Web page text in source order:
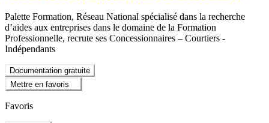
Palette Formation, Réseau National spécialisé dans la recherche
d’aides aux entreprises dans le domaine de la Formation
Professionnelle, recrute ses Concessionnaires – Courtiers -
Indépendants
Documentation gratuite
Mettre en favoris
Favoris